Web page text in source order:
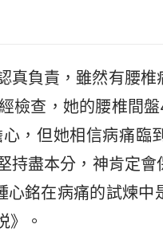
真負責，雖然有腰
檢查，她的腰椎間
，但她相信病痛臨
持盡本分，神肯定會
銘在病痛的試煉中
》。